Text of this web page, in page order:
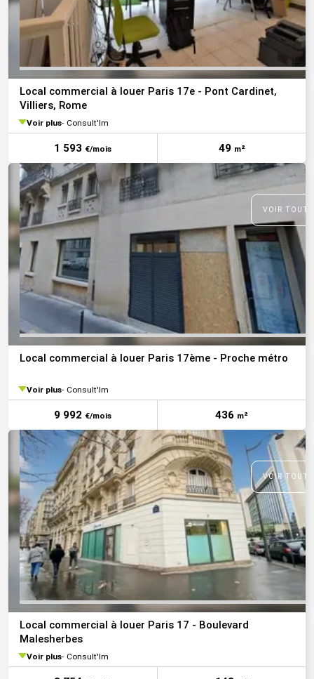
Local commercial à louer Paris 17e - Pont Cardinet,
Villiers, Rome
Voir plus Consult'Im
1 593 €/mois 49 m²
VOIR
Local commercial à louer Paris 17ème - Proche métro
Voir plus Consult'Im
9 992 €/mois 436 m²
VOIR
Local commercial à louer Paris 17 - Boulevard
Malesherbes
Voir plus Consult'Im